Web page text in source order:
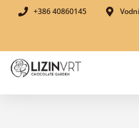
+386 40860145